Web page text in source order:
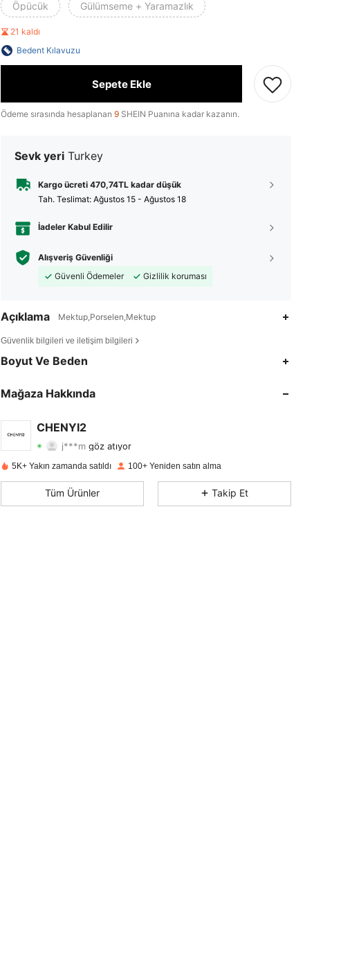
Öpücük Gülümseme + Yaramazlık
21 kaldı
Bedent Kılavuzu
Sepete Ekle
Ödeme sırasında hesaplanan 9 SHEIN Puanına kadar kazanın.
Sevk yeri Turkey
Kargo ücreti 470,74TL kadar düşük
Tah. Teslimat: Ağustos 15 - Ağustos 18
İadeler Kabul Edilir
Alışveriş Güvenliği
Güvenli Ödemeler
Gizlilik koruması
Açıklama Mektup,Porselen,Mektup
Güvenlik bilgileri ve iletişim bilgileri
Boyut Ve Beden
Mağaza Hakkında
CHENYI2
4,82 Derecelendirme
4,82 11 134
5K+ Yakın zamanda satıldı 100+ Yeniden satın alma
Tüm Ürünler Takip Et